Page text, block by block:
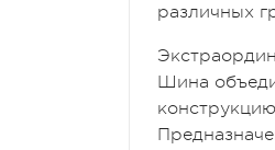
различных
Шина